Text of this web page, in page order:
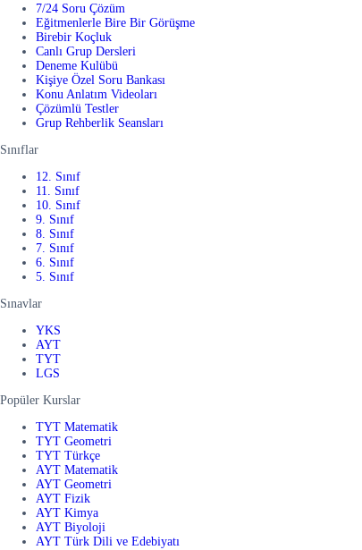
7/24 Soru Çözüm
Eğitmenlerle Bire Bir Görüşme
Birebir Koçluk
Canlı Grup Dersleri
Deneme Kulübü
Kişiye Özel Soru Bankası
Konu Anlatım Videoları
Çözümlü Testler
Grup Rehberlik Seansları
Sınıflar
12. Sınıf
11. Sınıf
10. Sınıf
9. Sınıf
8. Sınıf
7. Sınıf
6. Sınıf
5. Sınıf
Sınavlar
YKS
AYT
TYT
LGS
Popüler Kurslar
TYT Matematik
TYT Geometri
TYT Türkçe
AYT Matematik
AYT Geometri
AYT Fizik
AYT Kimya
AYT Biyoloji
AYT Türk Dili ve Edebiyatı